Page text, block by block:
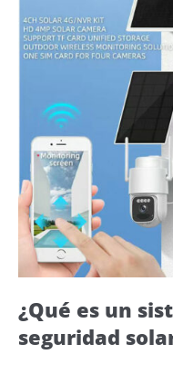
¿Qué es un
seguridad